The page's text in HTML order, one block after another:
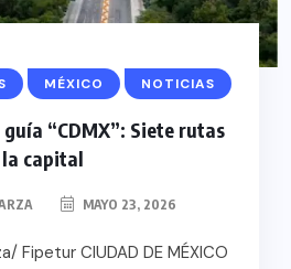
MÉXICO NOTICIAS
“CDMX”: Siete rutas
capital
MAYO 23, 2026
Fipetur CIUDAD DE MÉXICO